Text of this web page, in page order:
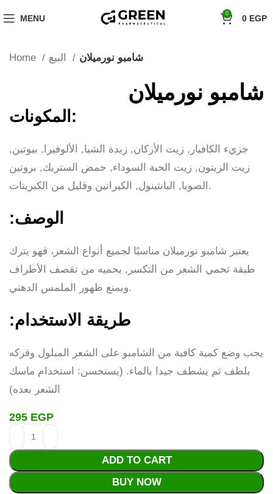
MENU 0 0 EGP
Home شامبو نورميلان
شامبو نورميلان
المكونات:
جزيء الكافيار, زيت الأركان, زبدة الشيا, الألوفيرا, بيوتين,
زيت الزيتون, زيت الحبة السوداء, حمض الستريك, بروتين
الصويا, البانثينول, الكيراتين وقليل من الكبريتات.
:الوصف
يعتبر شامبو نورميلان مناسبًا لجميع أنواع الشعر، فهو يترك
طبقة تحمي الشعر من التكسر, يحميه من تقصف الأطراف
ويمنع ظهور الملمس الدهني.
:طريقة الاستخدام
يجب وضع كمية كافية من الشامبو على الشعر المبلول وفركه
بلطف ثم يشطف جيدا بالماء. (يستحسن: استخدام ماسك
الشعر بعده)
295 EGP
ADD TO CART
BUY NOW
Shop Now!